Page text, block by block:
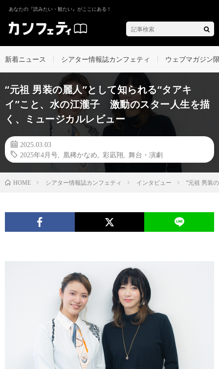
あなたの『読みたい・観たい』がここにある！
新着ニュース シアター情報誌カンフェティ ウェブマガジン
“元祖 男装の麗人”として知られる“タアキ
イ”こと、水の江瀧子 激動のスター人生を描
く、ミュージカルレビュー
2025.03.03
2025年4月号
凰稀かなめ 彩凪翔 舞台・演劇
HOME シアター情報誌カンフェティ インタビュー “元祖 男装